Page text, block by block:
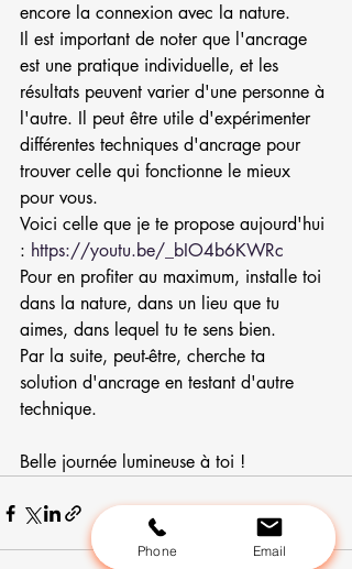
encore la connexion avec la nature.
Il est important de noter que l'ancrage
est une pratique individuelle, et les
résultats peuvent varier d'une personne à
l'autre. Il peut être utile d'expérimenter
différentes techniques d'ancrage pour
trouver celle qui fonctionne le mieux
pour vous.
Voici celle que je te propose aujourd'hui
: https://youtu.be/_bIO4b6KWRc
Pour en profiter au maximum, installe toi
dans la nature, dans un lieu que tu
aimes, dans lequel tu te sens bien.
Par la suite, peut-être, cherche ta
solution d'ancrage en testant d'autre
technique.
Belle journée lumineuse à toi !
Phone Email